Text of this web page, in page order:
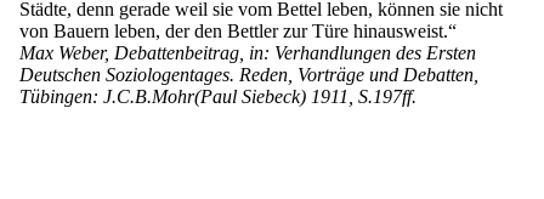
Städte, denn gerade weil sie vom Bettel leben, können sie nicht
von Bauern leben, der den Bettler zur Türe hinausweist.“
Max Weber, Debattenbeitrag, in: Verhandlungen des Ersten
Deutschen Soziologentages. Reden, Vorträge und Debatten,
Tübingen: J.C.B.Mohr(Paul Siebeck) 1911, S.197ff.